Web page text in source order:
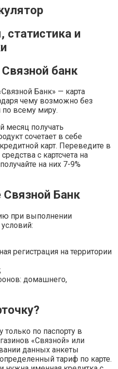
и
банк
Банк» — карта
чему возможно без
по всему миру.
месяц получать
сочетает в себе
карт. Переведите в
с картсчета на
на них 7-9%
Связной Банк
при выполнении
регистрация на территории
домашнего,
по паспорту в
«Связной» или
данных анкеты
тариф по карте.